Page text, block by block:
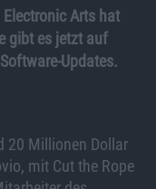
Arts hat
gibt es jetzt auf
Updates.
20 Millionen Dollar
mit Cut the Rope